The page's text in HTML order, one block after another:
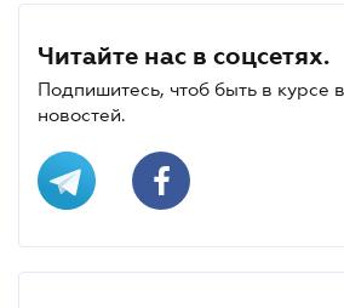
Читайте нас в соцсетях.
Подпишитесь, чтоб быть в курсе
новостей.